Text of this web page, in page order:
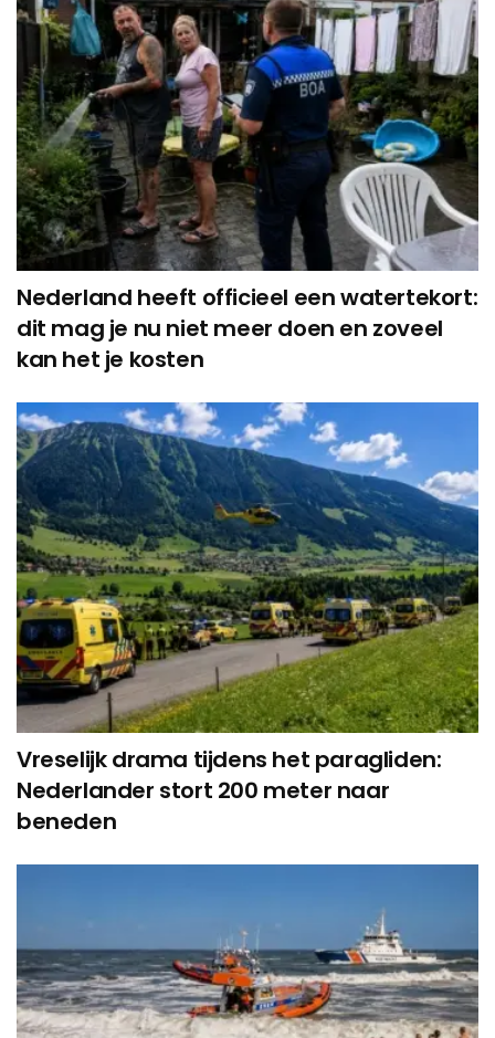
Nederland heeft officieel een watertekort:
dit mag je nu niet meer doen en zoveel
kan het je kosten
Vreselijk drama tijdens het paragliden:
Nederlander stort 200 meter naar
beneden